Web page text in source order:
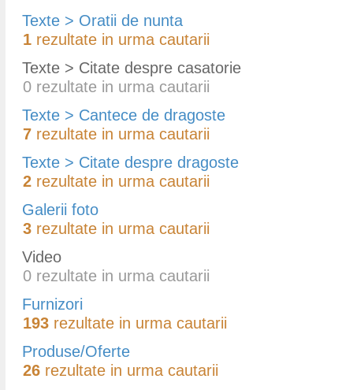
Texte > Oratii de nunta
1 rezultate in urma cautarii
Texte > Citate despre casatorie
0 rezultate in urma cautarii
Texte > Cantece de dragoste
7 rezultate in urma cautarii
Texte > Citate despre dragoste
2 rezultate in urma cautarii
Galerii foto
3 rezultate in urma cautarii
Video
0 rezultate in urma cautarii
Furnizori
193 rezultate in urma cautarii
Produse/Oferte
26 rezultate in urma cautarii